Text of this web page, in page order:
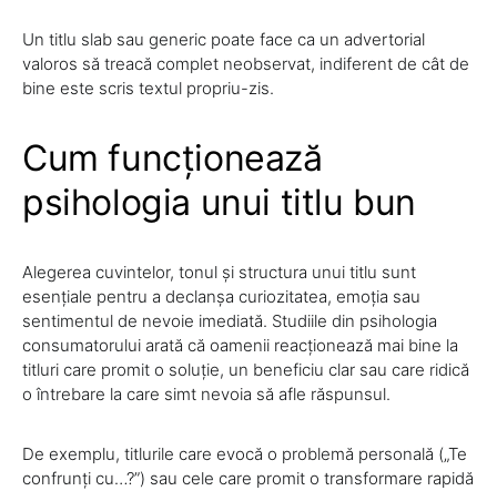
Un titlu slab sau generic poate face ca un advertorial
valoros să treacă complet neobservat, indiferent de cât de
bine este scris textul propriu-zis.
Cum funcționează
psihologia unui titlu bun
Alegerea cuvintelor, tonul și structura unui titlu sunt
esențiale pentru a declanșa curiozitatea, emoția sau
sentimentul de nevoie imediată. Studiile din psihologia
consumatorului arată că oamenii reacționează mai bine la
titluri care promit o soluție, un beneficiu clar sau care ridică
o întrebare la care simt nevoia să afle răspunsul.
De exemplu, titlurile care evocă o problemă personală („Te
confrunți cu…?”) sau cele care promit o transformare rapidă